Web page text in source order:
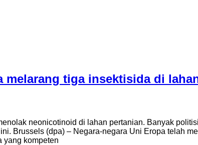
melarang tiga insektisida di
neonicotinoid di lahan pertanian. Banyak
Brussels (dpa) – Negara-negara Uni Eropa telah
yang kompeten